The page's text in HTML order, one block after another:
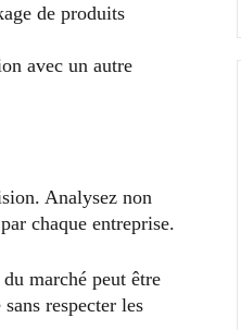
de produits
avec un autre
Analysez non
chaque entreprise.
marché peut être
respecter les